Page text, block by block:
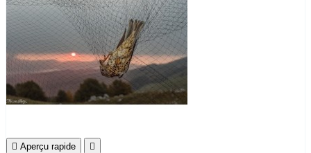
 Aperçu rapide 